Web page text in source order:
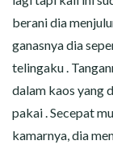
berani dia
ganasnya dia
telingaku .
dalam kaos yang
pakai . Secepat
kamarnya, dia